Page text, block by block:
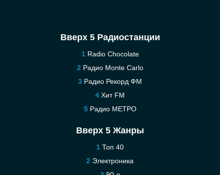
Вверх 5 Радиостанции
Radio Chocolate
Радио Monte Carlo
Радио Рекорд ФМ
Хит FM
Радио МЕТРО
Вверх 5 Жанры
Топ 40
Электроника